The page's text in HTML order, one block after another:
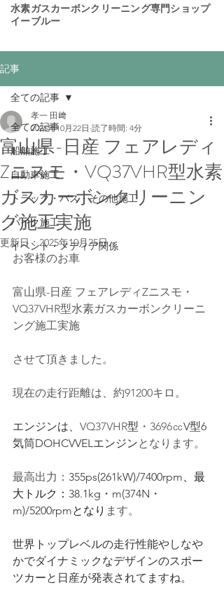
​水素ガスカーボンクリーニング専門ショップ
イーブルー
記事
全ての記事
船舶施工
自動車施工
トラック・バス・その他施工
バイク施工
イベント・メディア関係
全ての記事
富山県-日産 フェアレディ
Zニスモ・VQ37VHR型水素
ガスカーボンクリーニン
グ施工実施
孝一 田﨑
2025年10月22日 読了時間: 4分
更新日：2025年10月25日
お客様のお車
富山県-日産 フェアレディZニスモ・
VQ37VHR型水素ガスカーボンクリーニ
ング施工実施
させて頂きました。
現在の走行距離は、約91200キロ。
エンジンは、 VQ37VHR型 ・3696㏄V型6
気筒DOHCVVELエンジンとなります。
最高出力： 355ps(261kW)/7400rpm、最
大トルク： 38.1kg・m(374N・
m)/5200rpmとなり ます。
世界トップレベルの走行性能やしなや
かでダイナミックなデザインのスポー
ツカーと日産が発表されてますね。